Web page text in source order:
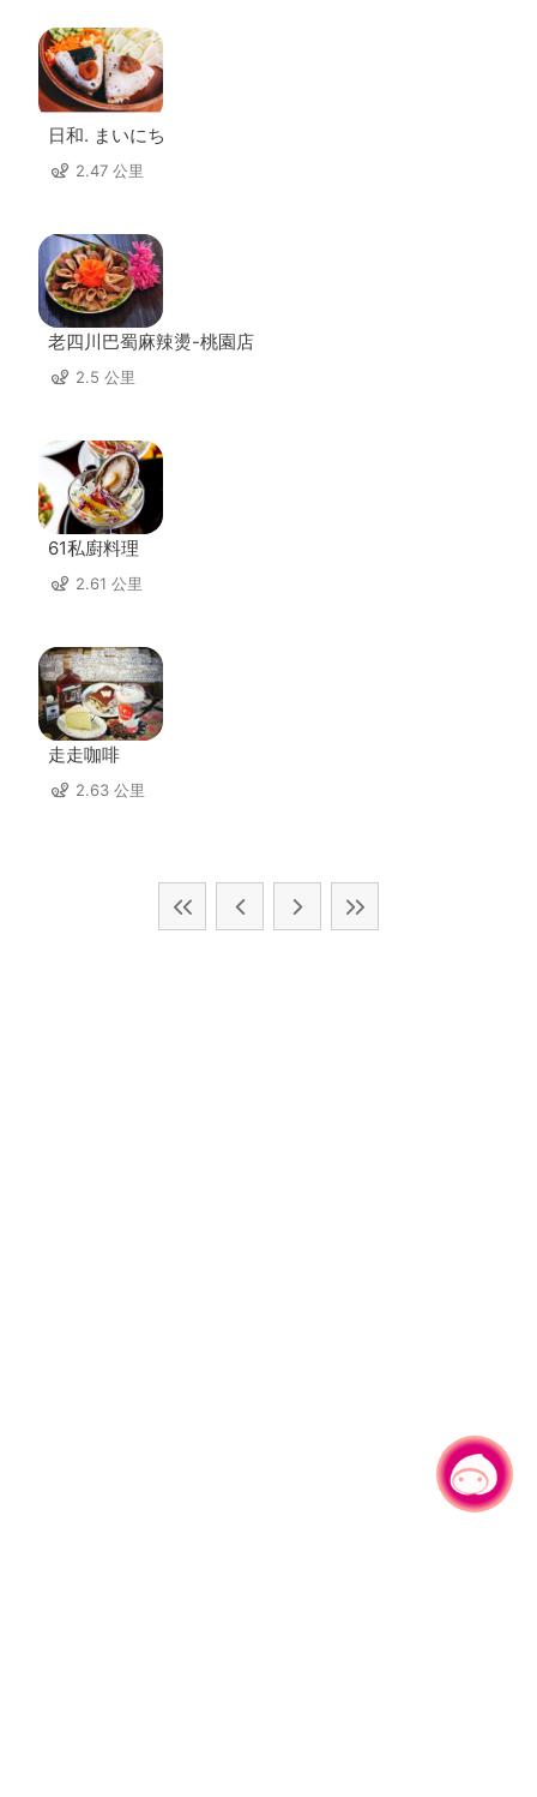
日和. まいにち
2.47 公里
老四川巴蜀麻辣燙-桃園店
2.5 公里
61私廚料理
2.61 公里
走走咖啡
2.63 公里